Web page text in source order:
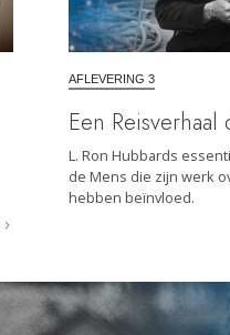
AFLEVERING 3
Een
L. Ron Hubbards
de Mens die zijn werk
hebben beïnvloed.